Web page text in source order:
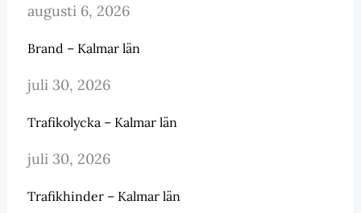
augusti 6, 2026
Brand – Kalmar län
juli 30, 2026
Trafikolycka – Kalmar län
juli 30, 2026
Trafikhinder – Kalmar län